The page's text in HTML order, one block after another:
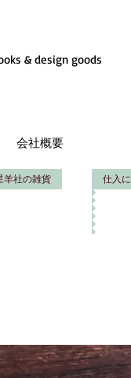
& design goods
会社概要
羊社の雑貨 仕入